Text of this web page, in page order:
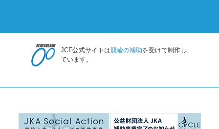
JCF公式サイトは競輪の補助を受けて制作し
ています。